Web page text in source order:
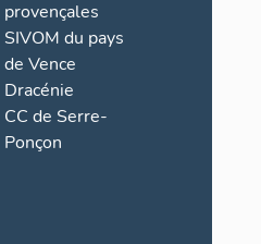
provençales
SIVOM du pays
de Vence
Dracénie
CC de Serre-
Ponçon